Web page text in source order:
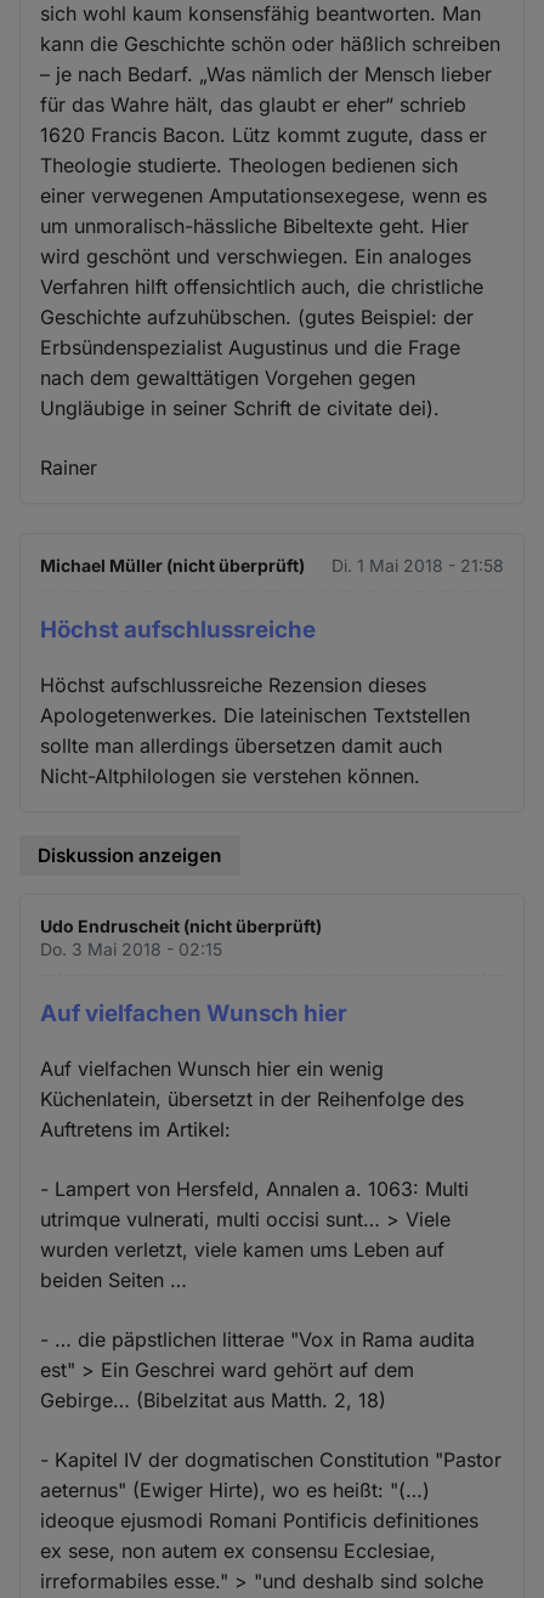
sich wohl kaum konsensfähig beantworten. Man
kann die Geschichte schön oder häßlich schreiben
– je nach Bedarf. „Was nämlich der Mensch lieber
für das Wahre hält, das glaubt er eher“ schrieb
1620 Francis Bacon. Lütz kommt zugute, dass er
Theologie studierte. Theologen bedienen sich
einer verwegenen Amputationsexegese, wenn es
um unmoralisch-hässliche Bibeltexte geht. Hier
wird geschönt und verschwiegen. Ein analoges
Verfahren hilft offensichtlich auch, die christliche
Geschichte aufzuhübschen. (gutes Beispiel: der
Erbsündenspezialist Augustinus und die Frage
nach dem gewalttätigen Vorgehen gegen
Ungläubige in seiner Schrift de civitate dei).
Rainer
Michael Müller (nicht überprüft) Di. 1 Mai 2018 - 21:58
Höchst aufschlussreiche
Höchst aufschlussreiche Rezension dieses
Apologetenwerkes. Die lateinischen Textstellen
sollte man allerdings übersetzen damit auch
Nicht-Altphilologen sie verstehen können.
Diskussion anzeigen
Udo Endruscheit (nicht überprüft)
Do. 3 Mai 2018 - 02:15
Auf vielfachen Wunsch hier
Auf vielfachen Wunsch hier ein wenig
Küchenlatein, übersetzt in der Reihenfolge des
Auftretens im Artikel:
- Lampert von Hersfeld, Annalen a. 1063: Multi
utrimque vulnerati, multi occisi sunt… > Viele
wurden verletzt, viele kamen ums Leben auf
beiden Seiten …
- … die päpstlichen litterae "Vox in Rama audita
est" > Ein Geschrei ward gehört auf dem
Gebirge… (Bibelzitat aus Matth. 2, 18)
- Kapitel IV der dogmatischen Constitution "Pastor
aeternus" (Ewiger Hirte), wo es heißt: "(…)
ideoque ejusmodi Romani Pontificis definitiones
ex sese, non autem ex consensu Ecclesiae,
irreformabiles esse." > "und deshalb sind solche